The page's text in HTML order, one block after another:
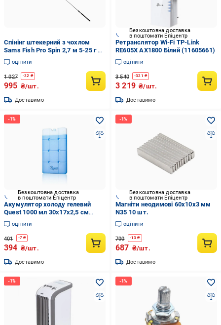
Спінінг штекерний з чохлом
Sams Fish Pro Spin 2,7 м 5-25 г 2
секції Чорний (SF24347-2.7)
оцінити
1 027 -32 ₴
995 ₴/шт.
Доставимо
Безкоштовна доставка
в поштомати Епіцентр
Ретранслятор Wi-Fi TP-Link
RE605X AX1800 Білий (11605661)
оцінити
3 540 -321 ₴
3 219 ₴/шт.
Доставимо
Безкоштовна доставка
в поштомати Епіцентр
Акумулятор холоду гелевий
Quest 1000 мл 30х17х2,5 см
HDPE Light Blue (Q1000)
оцінити
401 -7 ₴
394 ₴/шт.
Доставимо
Безкоштовна доставка
в поштомати Епіцентр
Магніти неодимові 60x10x3 мм
N35 10 шт.
оцінити
700 -13 ₴
687 ₴/шт.
Доставимо